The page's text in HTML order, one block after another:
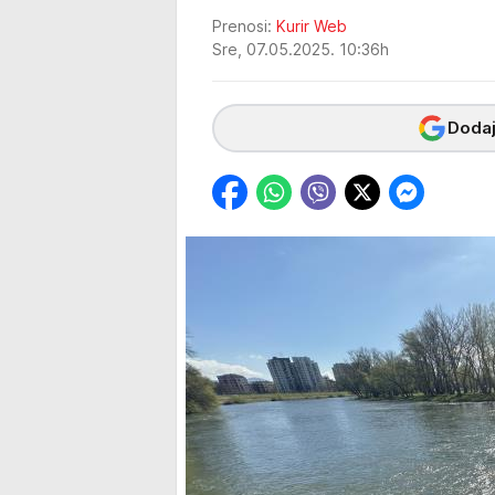
Prenosi: Kurir Web
Sre, 07.05.2025. 10:36h